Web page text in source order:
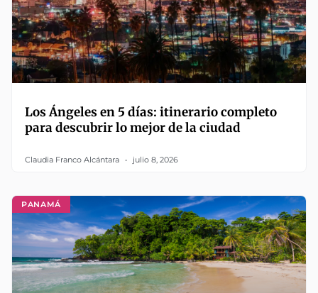
Los Ángeles en 5 días: itinerario completo
para descubrir lo mejor de la ciudad
Claudia Franco Alcántara julio 8, 2026
PANAMÁ